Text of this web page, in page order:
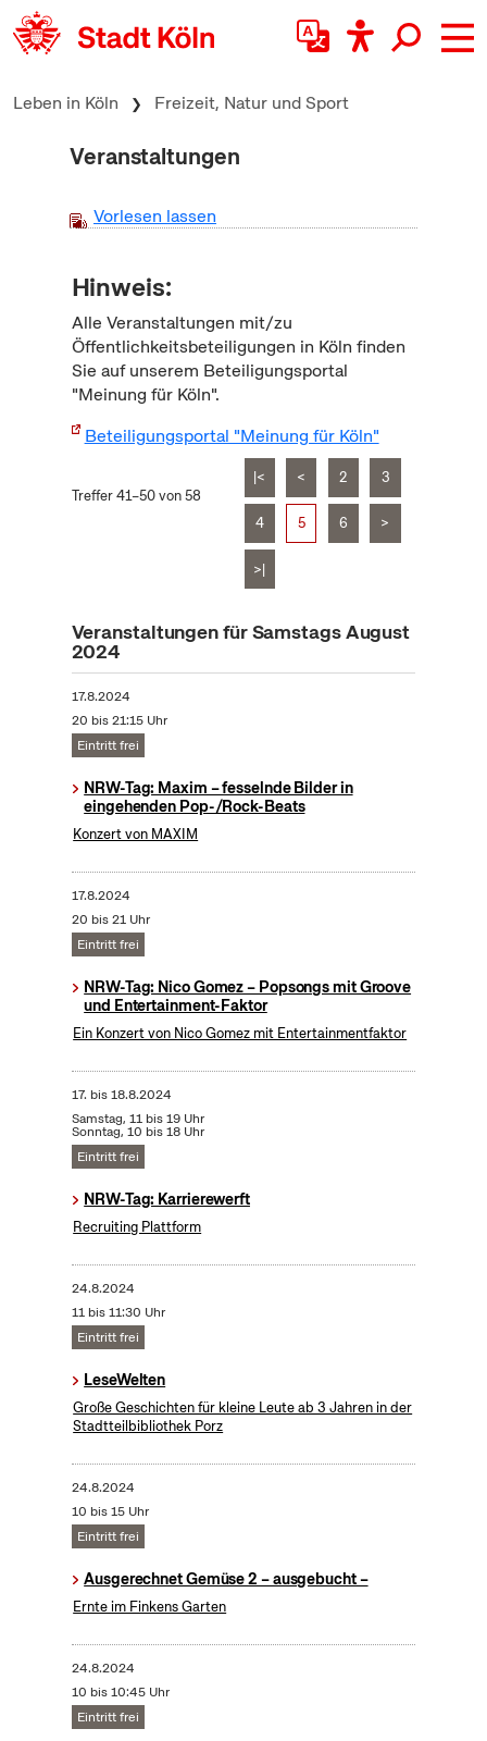
zum Inhalt springen
Leben in Köln Freizeit, Natur und Sport
Veranstaltungen
Vorlesen lassen
Hinweis:
Alle Veranstaltungen mit/zu
Öffentlichkeitsbeteiligungen in Köln finden
Sie auf unserem Beteiligungsportal
"Meinung für Köln".
Beteiligungsportal "Meinung für Köln"
Treffer 41–50 von 58
|< < 2 3
4 5 6 >
>|
Veranstaltungen für Samstags August
2024
17.8.2024
20 bis 21:15 Uhr
Eintritt frei
NRW-Tag: Maxim – fesselnde Bilder in
eingehenden Pop-/Rock-Beats
Konzert von MAXIM
17.8.2024
20 bis 21 Uhr
Eintritt frei
NRW-Tag: Nico Gomez – Popsongs mit Groove
und Entertainment-Faktor
Ein Konzert von Nico Gomez mit Entertainmentfaktor
17. bis18.8.2024
Samstag, 11 bis 19 Uhr
Sonntag, 10 bis 18 Uhr
Eintritt frei
NRW-Tag: Karrierewerft
Recruiting Plattform
24.8.2024
11 bis 11:30 Uhr
Eintritt frei
LeseWelten
Große Geschichten für kleine Leute ab 3 Jahren in der
Stadtteilbibliothek Porz
24.8.2024
10 bis 15 Uhr
Eintritt frei
Ausgerechnet Gemüse 2 – ausgebucht –
Ernte im Finkens Garten
24.8.2024
10 bis 10:45 Uhr
Eintritt frei